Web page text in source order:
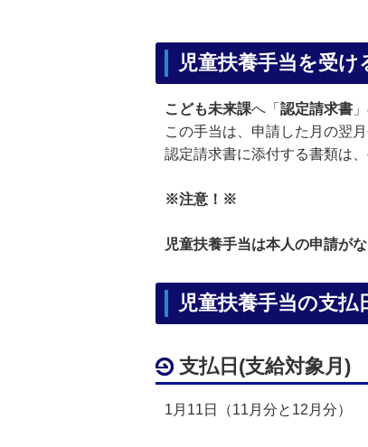
児童扶養手当を受け
こども未来課へ「 認定請求書
この手当は、申請した月の翌
認定請求書に添付する書類は
※注意！※
児童扶養手当は本人の申請が
児童扶養手当の支払
支払日(支給対象月)
1月11日（11月分と12月分）